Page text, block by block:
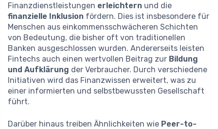
Finanzdienstleistungen erleichtern und die
finanzielle Inklusion fördern. Dies ist insbesondere für
Menschen aus einkommensschwächeren Schichten
von Bedeutung, die bisher oft von traditionellen
Banken ausgeschlossen wurden. Andererseits leisten
Fintechs auch einen wertvollen Beitrag zur Bildung
und Aufklärung der Verbraucher. Durch verschiedene
Initiativen wird das Finanzwissen erweitert, was zu
einer informierten und selbstbewussten Gesellschaft
führt.
Darüber hinaus treiben Ähnlichkeiten wie Peer-to-